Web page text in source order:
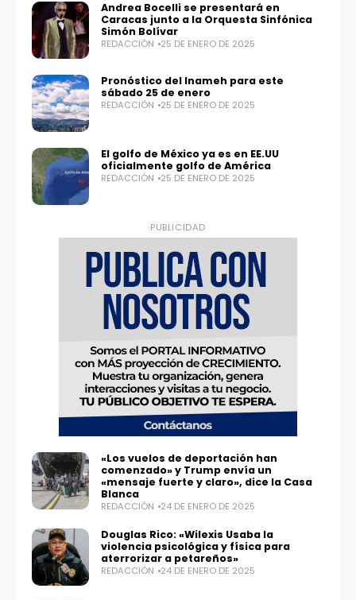
Twitter
100,0
Andrea Bocelli se presentará en
Caracas junto a la Orquesta Sinfónica
Simón Bolívar
REDACCIÓN 25 DE ENERO DE 2025
Pronóstico del Inameh para este
sábado 25 de enero
REDACCIÓN 25 DE ENERO DE 2025
El golfo de México ya es en EE.UU
oficialmente golfo de América
REDACCIÓN 25 DE ENERO DE 2025
PUBLICIDAD
«Los vuelos de deportación han
comenzado» y Trump envía un
«mensaje fuerte y claro», dice la Casa
Blanca
REDACCIÓN 24 DE ENERO DE 2025
Douglas Rico: «Wilexis Usaba la
violencia psicológica y física para
aterrorizar a petareños»
REDACCIÓN 24 DE ENERO DE 2025